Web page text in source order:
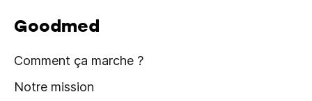
Goodmed
Comment ça marche ?
Notre mission